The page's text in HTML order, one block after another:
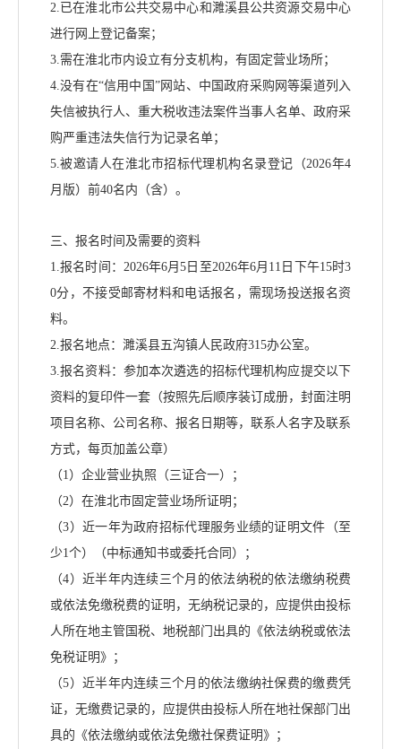
2.已在淮北市公共交易中心和濉溪县公共资源交易中心
进行网上登记备案；
3.需在淮北市内设立有分支机构，有固定营业场所；
4.没有在“信用中国”网站、中国政府采购网等渠道列入
失信被执行人、重大税收违法案件当事人名单、政府采
购严重违法失信行为记录名单；
5.被邀请人在淮北市招标代理机构名录登记 （2026年4
月版）前40名内（含）。
三、报名时间及需要的资料
1.报名时间：2026年6月5 日至2026年6月 11 日 下午15时3
0分 ，不接受邮寄材料和电话报名，需现场投送报名资
料。
2.报名地点：濉溪县五沟镇人民政府315办公室。
3.报名资料：参加本次遴选的招标代理机构应提交以下
资料的复印件一套（按照先后顺序装订成册，封面注明
项目名称、公司名称、报名日期等，联系人名字及联系
方式，每页加盖公章）
（1）企业营业执照（三证合一）；
（2）在淮北市固定营业场所证明；
（3）近一年为政府招标代理服务业绩的证明文件（至
少1个）（中标通知书或委托合同）；
（4）近半年内连续三个月的依法纳税的依法缴纳税费
或依法免缴税费的证明，无纳税记录的，应提供由投标
人所在地主管国税、地税部门出具的《依法纳税或依法
免税证明》；
（5）近半年内连续三个月的依法缴纳社保费的缴费凭
证，无缴费记录的，应提供由投标人所在地社保部门出
具的《依法缴纳或依法免缴社保费证明》；